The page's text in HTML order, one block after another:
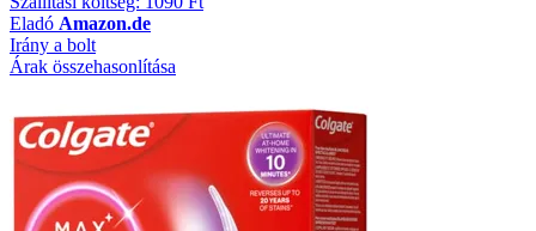
Eladó Amazon.de
Irány a bolt
Árak összehasonlítása